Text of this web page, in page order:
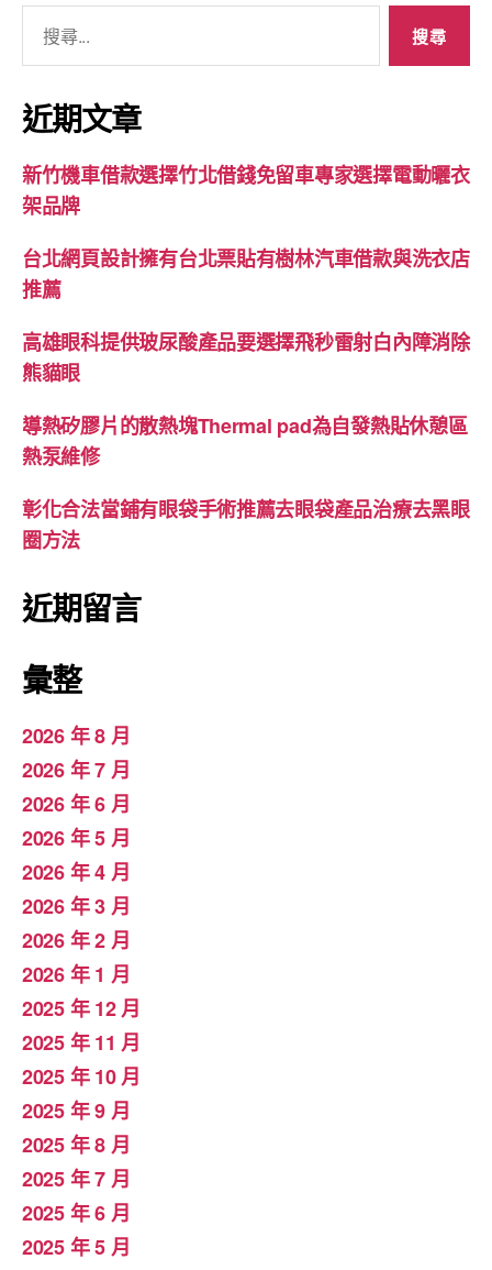
關
鍵
字:
近期文章
新竹機車借款選擇竹北借錢免留車專家選擇電動曬衣
架品牌
台北網頁設計擁有台北票貼有樹林汽車借款與洗衣店
推薦
高雄眼科提供玻尿酸產品要選擇飛秒雷射白內障消除
熊貓眼
導熱矽膠片的散熱塊Thermal pad為自發熱貼休憩區
熱泵維修
彰化合法當鋪有眼袋手術推薦去眼袋產品治療去黑眼
圈方法
近期留言
彙整
2026 年 8 月
2026 年 7 月
2026 年 6 月
2026 年 5 月
2026 年 4 月
2026 年 3 月
2026 年 2 月
2026 年 1 月
2025 年 12 月
2025 年 11 月
2025 年 10 月
2025 年 9 月
2025 年 8 月
2025 年 7 月
2025 年 6 月
2025 年 5 月